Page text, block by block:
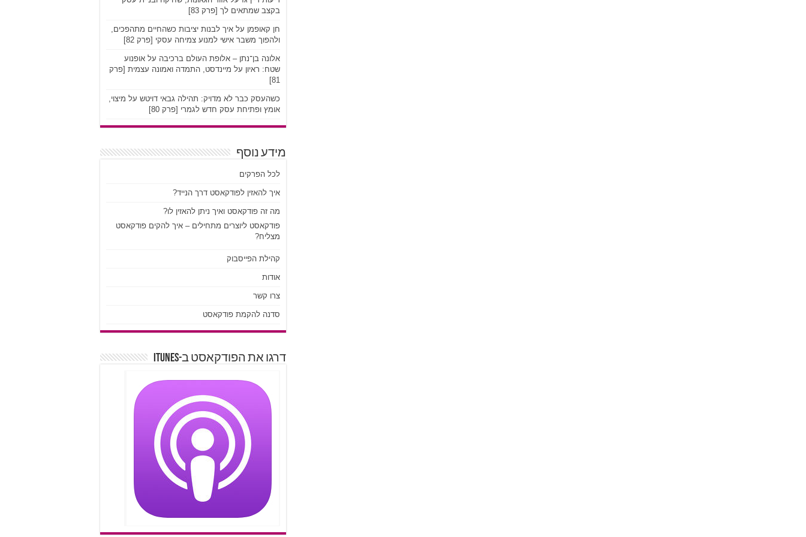
בקצב שמתאים לך [פרק 83]
חן קאופמן על איך לבנות יציבות כשהחיים מתהפכים,
ולהפוך משבר אישי למנוע צמיחה עסקי [פרק 82]
אלונה בן־נתן – אלופת העולם ברכיבה על אופנוע
שטח: ראיון על מיינדסט, התמדה ואמונה עצמית [פרק
81]
כשהעסק כבר לא מדויק: תהילה גבאי דויטש על מיצוי,
אומץ ופתיחת עסק חדש לגמרי [פרק 80]
מידע נוסף
לכל הפרקים
איך להאזין לפודקאסט דרך הנייד?
מה זה פודקאסט ואיך ניתן להאזין לו?
פודקאסט ליוצרים מתחילים – איך להקים פודקאסט
מצליח?
קהילת הפייסבוק
אודות
צרו קשר
סדנה להקמת פודקאסט
דרגו את הפודקאסט ב-iTunes